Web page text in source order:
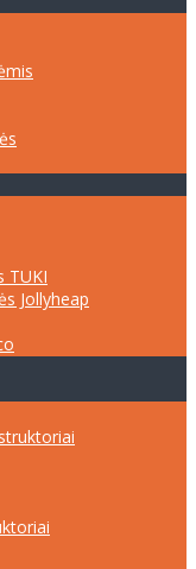
TUKI
Jollyheap